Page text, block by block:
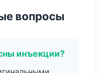
вопросы
инъекции?